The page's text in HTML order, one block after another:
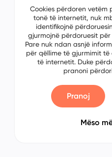
Cookies përdoren vetëm
tonë të internetit, nuk
identifikojnë
gjurmojnë përdoruesit
Pare nuk ndan asnjë
për qëllime të gjurmimit
të internetit. Duke
pranoni
Pranoj
Mëso